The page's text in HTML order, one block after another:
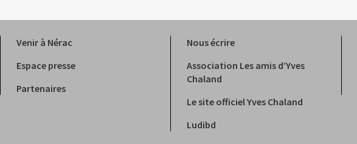
Venir à Nérac
Espace presse
Partenaires
Nous écrire
Association Les amis d’Yves
Chaland
Le site officiel Yves Chaland
Ludibd